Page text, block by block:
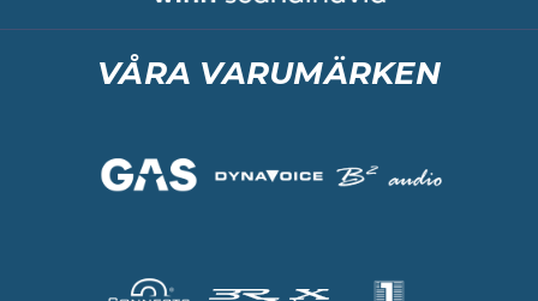
VÅRA VARUMÄRKEN